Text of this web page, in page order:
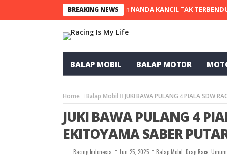
BREAKING NEWS NANDA KANCIL TAK
BALAP MOBIL BALAP MOTOR
Home Balap Mobil JUKI BAWA PULANG 4 PIALA SDW
JUKI BAWA PULANG 4
EKITOYAMA SABER
Racing Indonesia Jun 25, 2025 Balap Mobil Drag Race,Umum